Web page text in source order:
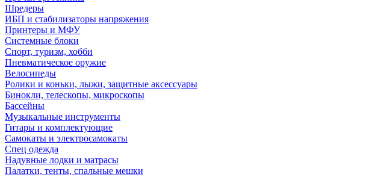
Шредеры
ИБП и стабилизаторы напряжения
Принтеры и МФУ
Системные блоки
Спорт, туризм, хобби
Пневматическое оружие
Велосипеды
Ролики и коньки, лыжи, защитные аксессуары
Бинокли, телескопы, микроскопы
Бассейны
Музыкальные инструменты
Гитары и комплектующие
Самокаты и электросамокаты
Спец одежда
Надувные лодки и матрасы
Палатки, тенты, спальные мешки